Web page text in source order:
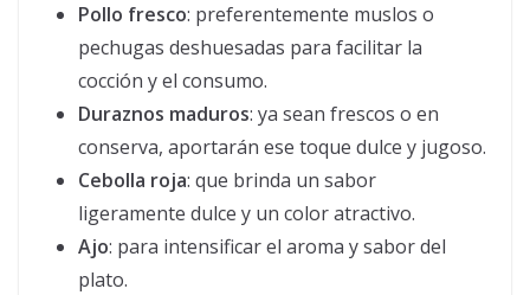
Pollo fresco: preferentemente muslos o
pechugas deshuesadas para facilitar la
cocción y el consumo.
Duraznos maduros: ya sean frescos o en
conserva, aportarán ese toque dulce y jugoso.
Cebolla roja: que brinda un sabor
ligeramente dulce y un color atractivo.
Ajo: para intensificar el aroma y sabor del
plato.